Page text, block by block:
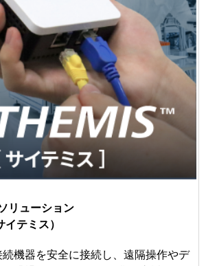
リューション
テミス）
機器を安全に接続し、遠隔操作やデ